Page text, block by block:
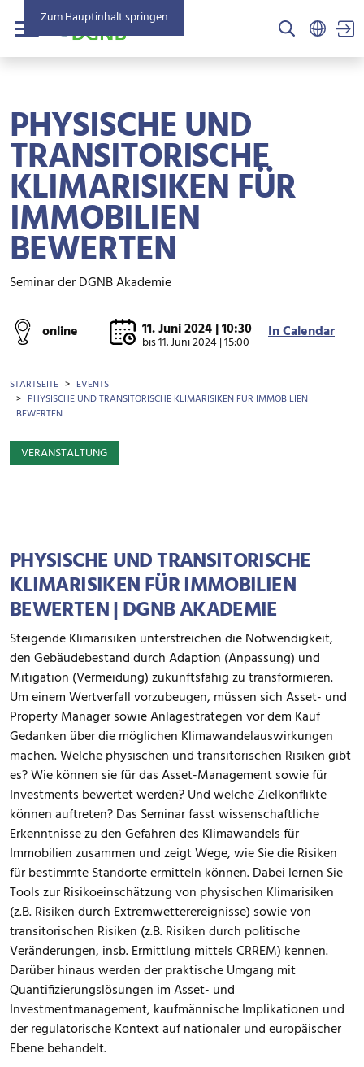
Zum Hauptinhalt springen
Menü
PHYSISCHE UND
TRANSITORISCHE
KLIMARISIKEN FÜR
IMMOBILIEN
BEWERTEN
Seminar der DGNB Akademie
online 11. Juni 2024 | 10:30
bis11. Juni 2024 | 15:00 In Calendar
BROTKRÜMEL
STARTSEITE
EVENTS
PHYSISCHE UND TRANSITORISCHE KLIMARISIKEN FÜR IMMOBILIEN
BEWERTEN
VERANSTALTUNG
PHYSISCHE UND TRANSITORISCHE
KLIMARISIKEN FÜR IMMOBILIEN
BEWERTEN | DGNB AKADEMIE
Steigende Klimarisiken unterstreichen die Notwendigkeit,
den Gebäudebestand durch Adaption (Anpassung) und
Mitigation (Vermeidung) zukunftsfähig zu transformieren.
Um einem Wertverfall vorzubeugen, müssen sich Asset- und
Property Manager sowie Anlagestrategen vor dem Kauf
Gedanken über die möglichen Klimawandelauswirkungen
machen. Welche physischen und transitorischen Risiken gibt
es? Wie können sie für das Asset-Management sowie für
Investments bewertet werden? Und welche Zielkonflikte
können auftreten? Das Seminar fasst wissenschaftliche
Erkenntnisse zu den Gefahren des Klimawandels für
Immobilien zusammen und zeigt Wege, wie Sie die Risiken
für bestimmte Standorte ermitteln können. Dabei lernen Sie
Tools zur Risikoeinschätzung von physischen Klimarisiken
(z.B. Risiken durch Extremwetterereignisse) sowie von
transitorischen Risiken (z.B. Risiken durch politische
Veränderungen, insb. Ermittlung mittels CRREM) kennen.
Darüber hinaus werden der praktische Umgang mit
Quantifizierungslösungen im Asset- und
Investmentmanagement, kaufmännische Implikationen und
der regulatorische Kontext auf nationaler und europäischer
Ebene behandelt.